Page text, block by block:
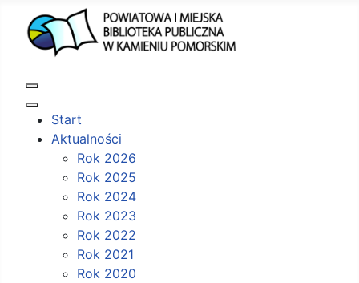
Start
Aktualności
Rok 2026
Rok 2025
Rok 2024
Rok 2023
Rok 2022
Rok 2021
Rok 2020